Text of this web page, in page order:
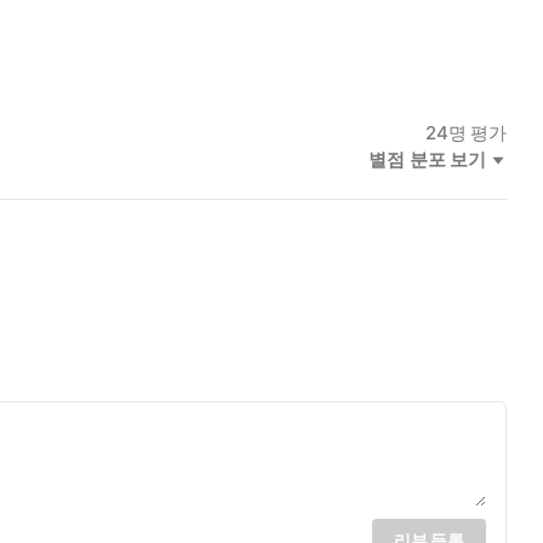
24명 평가
별점 분포 보기